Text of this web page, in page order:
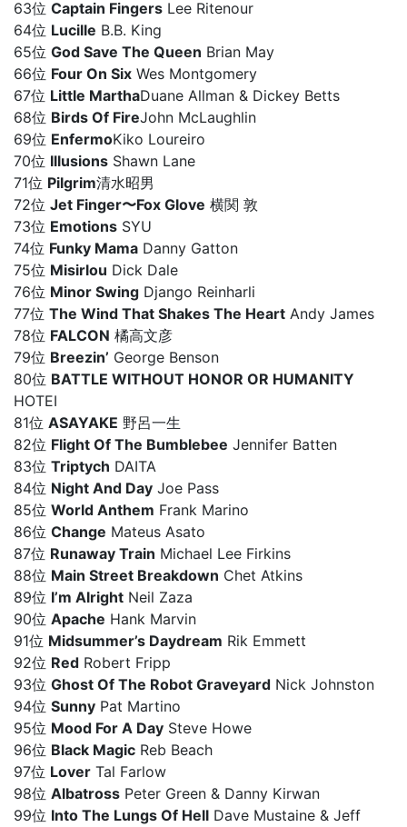
63位 Captain Fingers Lee Ritenour
64位 Lucille B.B. King
65位 God Save The Queen Brian May
66位 Four On Six Wes Montgomery
67位 Little MarthaDuane Allman & Dickey Betts
68位 Birds Of FireJohn McLaughlin
69位 EnfermoKiko Loureiro
70位 Illusions Shawn Lane
71位 Pilgrim清水昭男
72位 Jet Finger〜Fox Glove 横関 敦
73位 Emotions SYU
74位 Funky Mama Danny Gatton
75位 Misirlou Dick Dale
76位 Minor Swing Django Reinharli
77位 The Wind That Shakes The Heart Andy James
78位 FALCON 橘高文彦
79位 Breezin’ George Benson
80位 BATTLE WITHOUT HONOR OR HUMANITY
HOTEI
81位 ASAYAKE 野呂一生
82位 Flight Of The Bumblebee Jennifer Batten
83位 Triptych DAITA
84位 Night And Day Joe Pass
85位 World Anthem Frank Marino
86位 Change Mateus Asato
87位 Runaway Train Michael Lee Firkins
88位 Main Street Breakdown Chet Atkins
89位 I’m Alright Neil Zaza
90位 Apache Hank Marvin
91位 Midsummer’s Daydream Rik Emmett
92位 Red Robert Fripp
93位 Ghost Of The Robot Graveyard Nick Johnston
94位 Sunny Pat Martino
95位 Mood For A Day Steve Howe
96位 Black Magic Reb Beach
97位 Lover Tal Farlow
98位 Albatross Peter Green & Danny Kirwan
99位 Into The Lungs Of Hell Dave Mustaine & Jeff